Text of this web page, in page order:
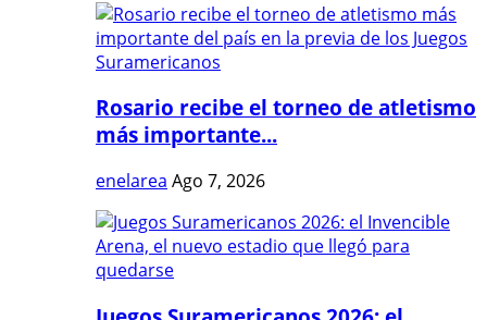
Rosario recibe el torneo de atletismo
más importante...
enelarea Ago 7, 2026